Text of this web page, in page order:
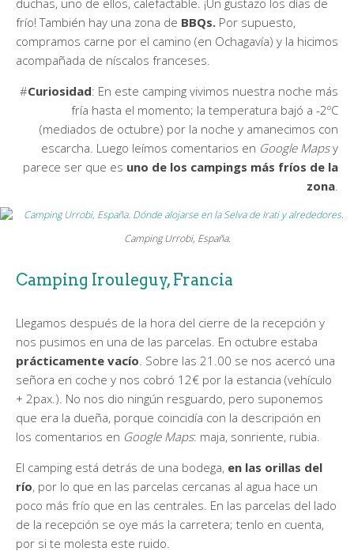
duchas, uno de ellos, calefactable. ¡Un gustazo los días de
frío! También hay una zona de BBQs. Por supuesto,
compramos carne por el camino (en Ochagavía) y la hicimos
acompañada de níscalos franceses.
#Curiosidad: En este camping vivimos nuestra noche más
fría hasta el momento; la temperatura bajó a -2ºC
(mediados de octubre) por la noche y amanecimos con
escarcha. Luego leímos comentarios en Google Mapsy
parece ser que es uno de los campings más fríos de la
zona.
Camping Urrobi, España.
Camping Irouleguy, Francia
Llegamos después de la hora del cierre de la recepción y
nos pusimos en una de las parcelas. En octubre estaba
prácticamente vacío . Sobre las 21.00 se nos acercó una
señora en coche y nos cobró 12€ por la estancia (vehículo
+ 2pax.). No nos dio ningún resguardo, pero suponemos
que era la dueña, porque coincidía con la descripción en
los comentarios en Google Maps: maja, sonriente, rubia.
El camping está detrás de una bodega, en las orillas del
río, por lo que en las parcelas cercanas al agua hace un
poco más frío que en las centrales. En las parcelas del lado
de la recepción se oye más la carretera; tenlo en cuenta,
por si te molesta este ruido.